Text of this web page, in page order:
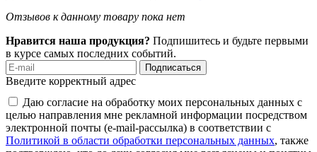
Отзывов к данному товару пока нет
Нравится наша продукция? Подпишитесь и будьте первыми
в курсе самых последних событий.
Подписаться
Введите корректный адрес
Даю согласие на обработку моих персональных данных с
целью направления мне рекламной информации посредством
электронной почты (e-mail-рассылка) в соответствии с
Политикой в области обработки персональных данных, также